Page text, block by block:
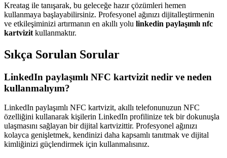
Kreatag ile tanışarak, bu geleceğe hazır çözümleri hemen
kullanmaya başlayabilirsiniz. Profesyonel ağınızı dijitalleştirmenin
ve etkileşiminizi artırmanın en akıllı yolu linkedin paylaşımlı nfc
kartvizit kullanmaktır.
Sıkça Sorulan Sorular
LinkedIn paylaşımlı NFC kartvizit nedir ve neden
kullanmalıyım?
LinkedIn paylaşımlı NFC kartvizit, akıllı telefonunuzun NFC
özelliğini kullanarak kişilerin LinkedIn profilinize tek bir dokunuşla
ulaşmasını sağlayan bir dijital kartvizittir. Profesyonel ağınızı
kolayca genişletmek, kendinizi daha kapsamlı tanıtmak ve dijital
kimliğinizi güçlendirmek için kullanmalısınız.